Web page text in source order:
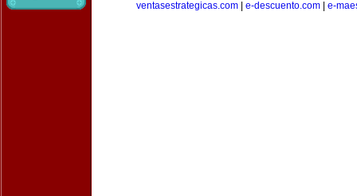
ventasestrategicas.com
e-descuento.com e-